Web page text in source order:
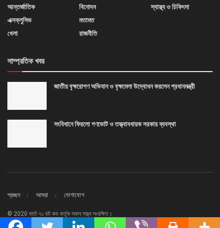
আন্তর্জাতিক
এক্সক্লুসিভ
খেলা
বিনোদন
মতামত
রাজনীতি
স্বাস্থ্য ও চিকিৎসা
সাম্প্রতিক খবর
জাতীয় বৃক্ষরোপণ অভিযান ও বৃক্ষমেলা উদ্বোধন করলেন প্রধানমন্ত্রী
সংবিধানে ফিরলো গণভোট ও তত্ত্বাবধায়ক সরকার ব্যবস্থা
প্রচ্ছদ আমরা যোগাযোগ
© 2020 বার্তা ৭১ ডট কম কর্তৃক সকল সত্ত্ব সংরক্ষিত।